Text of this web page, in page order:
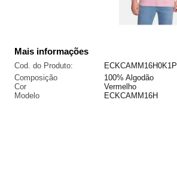
Mais informações
Cod. do Produto:
ECKCAMM16H0K1P
Composição
100% Algodão
Cor
Vermelho
Modelo
ECKCAMM16H